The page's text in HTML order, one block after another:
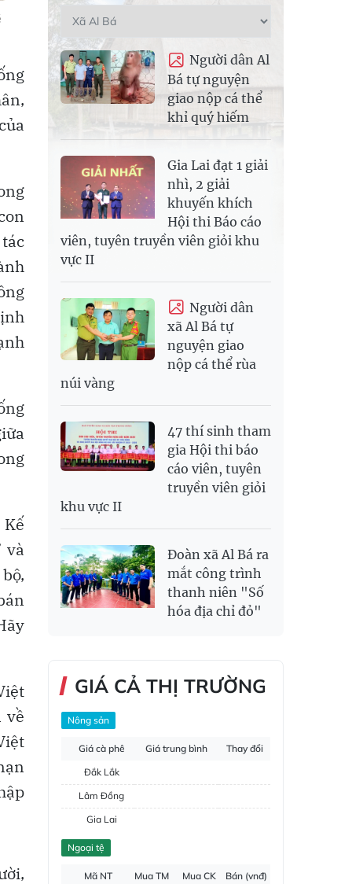
và
về
Người dân Al
Bá tự nguyện
giao nộp cá thể
khỉ quý hiếm
Gia Lai đạt 1 giải
nhì, 2 giải
khuyến khích
Hội thi Báo cáo
viên, tuyên truyền viên giỏi khu
vực II
Người dân
xã Al Bá tự
nguyện giao
nộp cá thể rùa
núi vàng
47 thí sinh tham
gia Hội thi báo
cáo viên, tuyên
truyền viên giỏi
khu vực II
Đoàn xã Al Bá ra
mắt công trình
thanh niên "Số
hóa địa chỉ đỏ"
GIÁ CẢ THỊ TRƯỜNG
Nông sản
Giá cà phê Giá trung bình
Thay đổi
Đắk Lắk
Lâm Đồng
Gia Lai
Đắk Nông
Ngoại tệ
Mã NT Mua TM Mua CK
Bán (vnđ)